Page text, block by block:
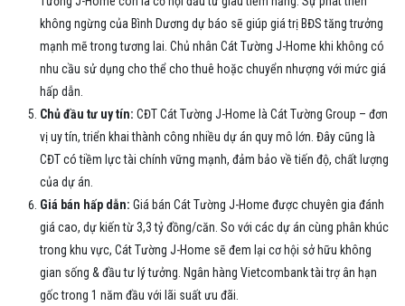
không ngừng của Bình Dương dự báo sẽ giúp giá trị BĐS tăng trưởng
mạnh mẽ trong tương lai. Chủ nhân Cát Tường J-Home khi không có
nhu cầu sử dụng cho thể cho thuê hoặc chuyển nhượng với mức giá
hấp dẫn.
Chủ đầu tư uy tín: CĐT Cát Tường J-Home là Cát Tường Group – đơn
vị uy tín, triển khai thành công nhiều dự án quy mô lớn. Đây cũng là
CĐT có tiềm lực tài chính vững mạnh, đảm bảo về tiến độ, chất lượng
của dự án.
Giá bán hấp dẫn: Giá bán Cát Tường J-Home được chuyên gia đánh
giá cao, dự kiến từ 3,3 tỷ đồng/căn. So với các dự án cùng phân khúc
trong khu vực, Cát Tường J-Home sẽ đem lại cơ hội sở hữu không
gian sống & đầu tư lý tưởng. Ngân hàng Vietcombank tài trợ ân hạn
gốc trong 1 năm đầu với lãi suất ưu đãi.